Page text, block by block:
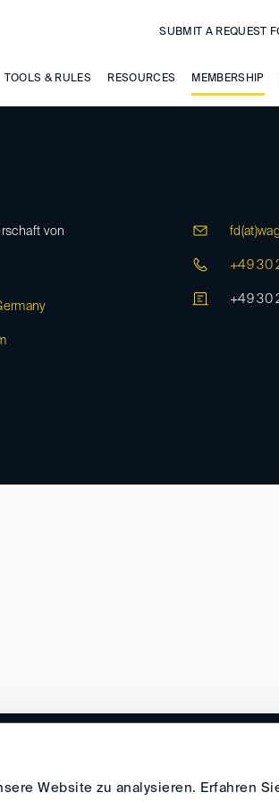
Website zu analysieren. Erfahren
TOOLS & RULES RESOURCES MEMBERSHIP
SUBMIT A REQUEST
von
fd(at)
+49 30
+49 30
GENERAL